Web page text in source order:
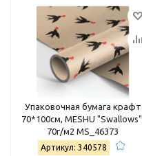
Упаковочная бумага крафт
70*100см, MESHU "Swallows",
70г/м2 MS_46373
Артикул: 340578